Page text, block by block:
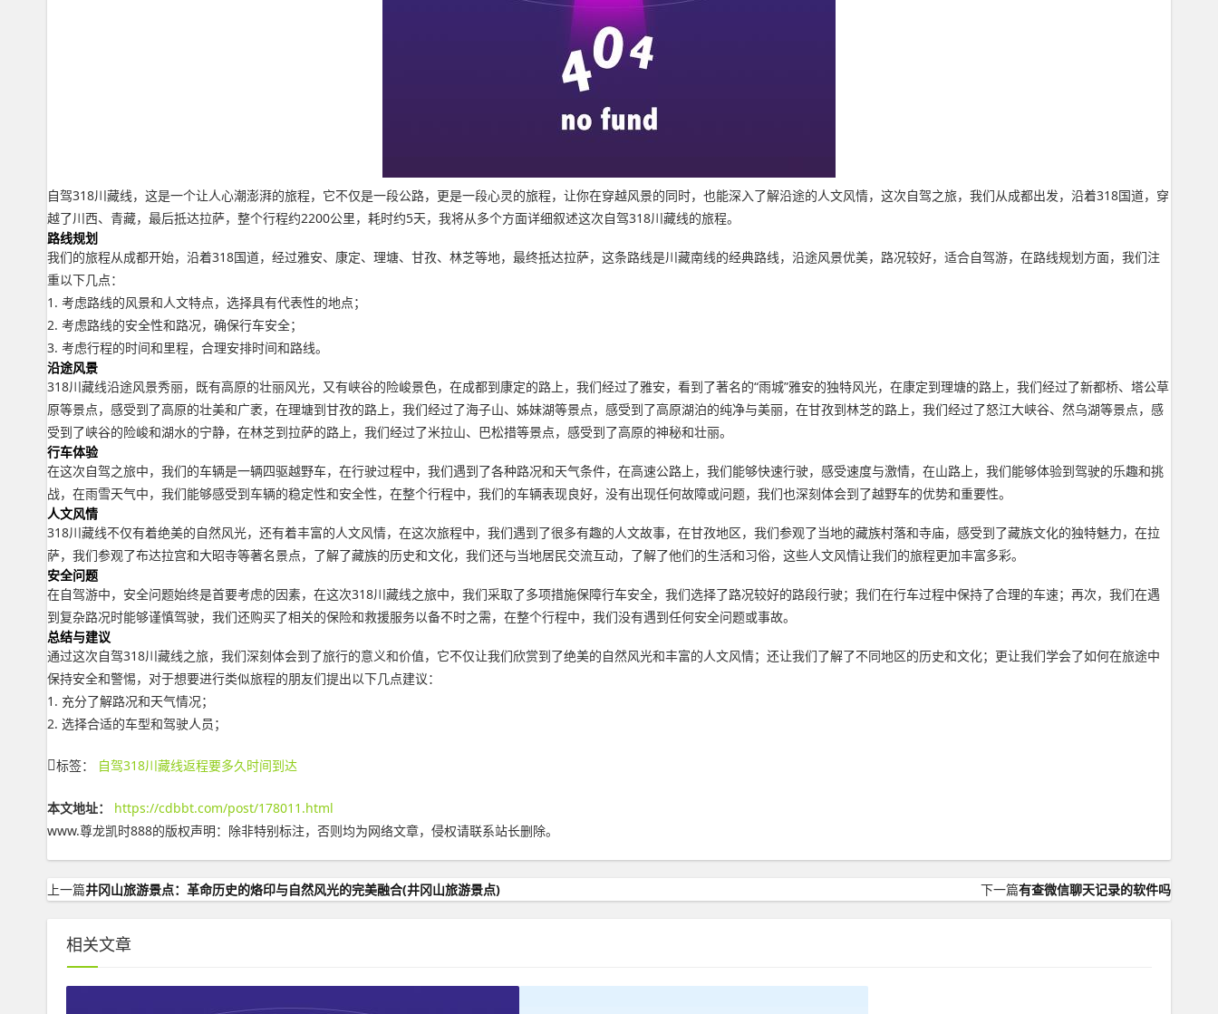
自驾318川藏线，这是一个让人心潮澎湃的旅程，它不仅是一段公路，更是一段心灵的旅程，让你在穿越风景的同时，也能深入了解沿途的人文风情，这次自驾之旅，我们从成都出发，沿着318国道，穿
越了川西、青藏，最后抵达拉萨，整个行程约2200公里，耗时约5天，我将从多个方面详细叙述这次自驾318川藏线的旅程。
路线规划
我们的旅程从成都开始，沿着318国道，经过雅安、康定、理塘、甘孜、林芝等地，最终抵达拉萨，这条路线是川藏南线的经典路线，沿途风景优美，路况较好，适合自驾游，在路线规划方面，我们注
重以下几点：
1. 考虑路线的风景和人文特点，选择具有代表性的地点；
2. 考虑路线的安全性和路况，确保行车安全；
3. 考虑行程的时间和里程，合理安排时间和路线。
沿途风景
318川藏线沿途风景秀丽，既有高原的壮丽风光，又有峡谷的险峻景色，在成都到康定的路上，我们经过了雅安，看到了著名的“雨城”雅安的独特风光，在康定到理塘的路上，我们经过了新都桥、塔公草
原等景点，感受到了高原的壮美和广袤，在理塘到甘孜的路上，我们经过了海子山、姊妹湖等景点，感受到了高原湖泊的纯净与美丽，在甘孜到林芝的路上，我们经过了怒江大峡谷、然乌湖等景点，感
受到了峡谷的险峻和湖水的宁静，在林芝到拉萨的路上，我们经过了米拉山、巴松措等景点，感受到了高原的神秘和壮丽。
行车体验
在这次自驾之旅中，我们的车辆是一辆四驱越野车，在行驶过程中，我们遇到了各种路况和天气条件，在高速公路上，我们能够快速行驶，感受速度与激情，在山路上，我们能够体验到驾驶的乐趣和挑
战，在雨雪天气中，我们能够感受到车辆的稳定性和安全性，在整个行程中，我们的车辆表现良好，没有出现任何故障或问题，我们也深刻体会到了越野车的优势和重要性。
人文风情
318川藏线不仅有着绝美的自然风光，还有着丰富的人文风情，在这次旅程中，我们遇到了很多有趣的人文故事，在甘孜地区，我们参观了当地的藏族村落和寺庙，感受到了藏族文化的独特魅力，在拉
萨，我们参观了布达拉宫和大昭寺等著名景点，了解了藏族的历史和文化，我们还与当地居民交流互动，了解了他们的生活和习俗，这些人文风情让我们的旅程更加丰富多彩。
安全问题
在自驾游中，安全问题始终是首要考虑的因素，在这次318川藏线之旅中，我们采取了多项措施保障行车安全，我们选择了路况较好的路段行驶；我们在行车过程中保持了合理的车速；再次，我们在遇
到复杂路况时能够谨慎驾驶，我们还购买了相关的保险和救援服务以备不时之需，在整个行程中，我们没有遇到任何安全问题或事故。
总结与建议
通过这次自驾318川藏线之旅，我们深刻体会到了旅行的意义和价值，它不仅让我们欣赏到了绝美的自然风光和丰富的人文风情；还让我们了解了不同地区的历史和文化；更让我们学会了如何在旅途中
保持安全和警惕，对于想要进行类似旅程的朋友们提出以下几点建议：
1. 充分了解路况和天气情况；
2. 选择合适的车型和驾驶人员；
标签： 自驾318川藏线返程要多久时间到达
本文地址：
https://cdbbt.com/post/178011.html
www.尊龙凯时888的版权声明： 除非特别标注，否则均为网络文章，侵权请联系站长删除。
上一篇井冈山旅游景点：革命历史的烙印与自然风光的完美融合(井冈山旅游景点) 下一篇有查微信聊天记录的软件吗
相关文章